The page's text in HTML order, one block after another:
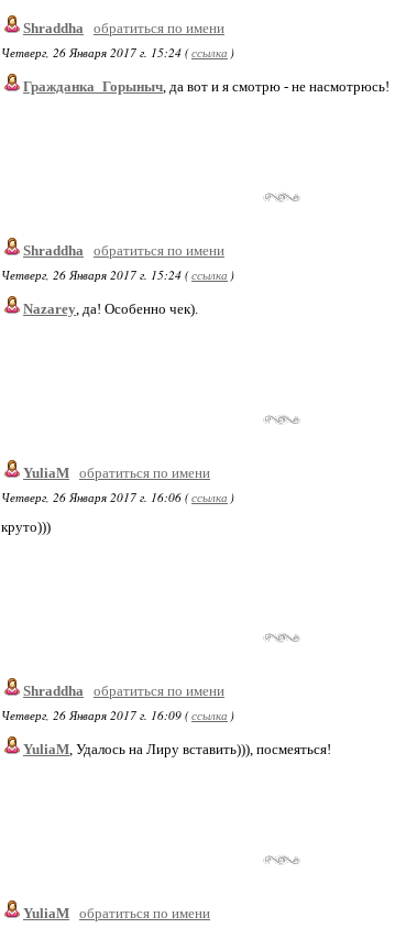
Shraddha
обратиться по имени
Четверг, 26 Января 2017 г. 15:24 (ссылка )
Гражданка_Горыныч, да вот и я смотрю - не насмотрюсь!
Shraddha
обратиться по имени
Четверг, 26 Января 2017 г. 15:24 (ссылка )
Nazarey, да! Особенно чек).
YuliaM обратиться по имени
Четверг, 26 Января 2017 г. 16:06 (ссылка )
круто)))
Shraddha
обратиться по имени
Четверг, 26 Января 2017 г. 16:09 (ссылка )
YuliaM, Удалось на Лиру вставить))), посмеяться!
YuliaM обратиться по имени